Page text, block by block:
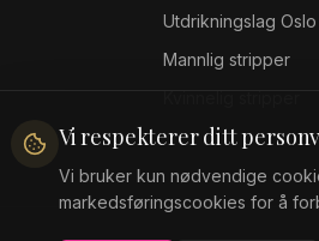
Utdrikningslag Oslo
Mannlig stripper
Vi respekterer ditt
Vi bruker kun nødvendige
markedsføringscookies for å